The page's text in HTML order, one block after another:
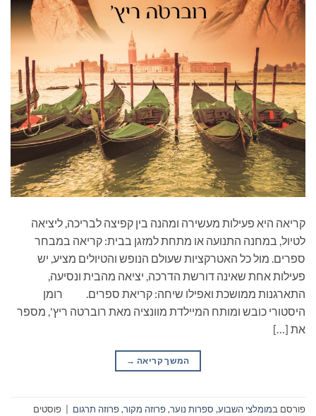
קריאה היא פעילות מעשירה ומהנה בין קפיצה לבריכה, ליציאה
לטיול, במחנה התנועה או מתחת למזגן בבית: קריאה במבחר
ספרים. מול כל האטרקציות שעולם הנופש והטיולים מציע, יש
פעילות אחת שאינה דורשת הדרכה, יציאה מהבית ונסיעה,
התארגנות ממושכת ואפילו שיחה: קריאת ספרים. רומן
היסטורי כובש ומותח המיילדת מוונציה מאת רוברטה ריץ', מספר
את […]
המשך קריאה →
פורסם במומלצי השבוע, ספרות נוער,פרוזה מקור,פרוזה תרגום
פוסטים